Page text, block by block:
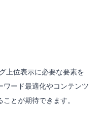
上位表示に必要な要素を
ード最適化やコンテンツ
とが期待できます。